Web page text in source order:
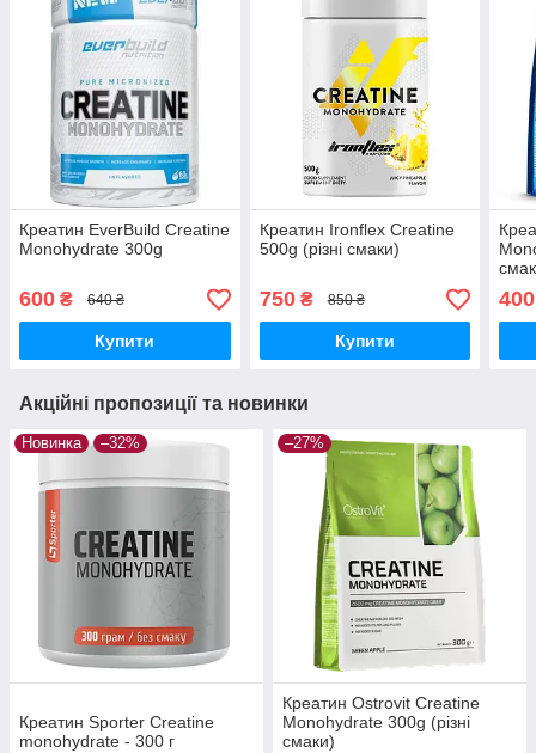
Креатин EverBuild Creatine
Monohydrate 300g
600 ₴ 640 ₴
Купити
Креатин Ironflex Creatine
500g (різні смаки)
750₴ 850 ₴
Купити
400
Акційні пропозиції та новинки
Новинка –32%
Креатин Sporter Creatine
monohydrate - 300 г
–27%
Креатин Ostrovit Creatine
Monohydrate 300g (різні
смаки)